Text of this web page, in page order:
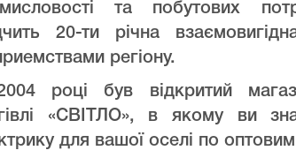
та побутових
20-ти річна
регіону.
році був відкритий
«СВІТЛО», в якому ви
для вашої оселі по